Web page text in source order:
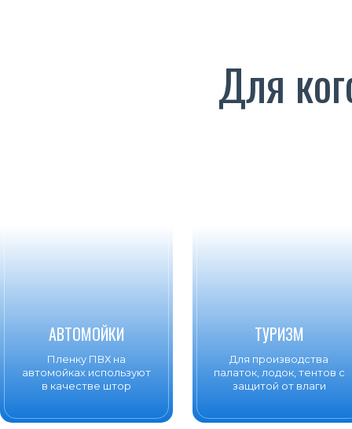
Для
АВТОМОЙКИ
Пленку ПВХ на
автомойках используют
в качестве штор
ТУРИЗМ
Для производства
палаток, лодок, тентов с
защитой от влаги